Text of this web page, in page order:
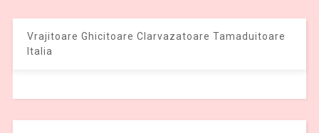
Vrajitoare Ghicitoare Clarvazatoare Tamaduitoare
Italia